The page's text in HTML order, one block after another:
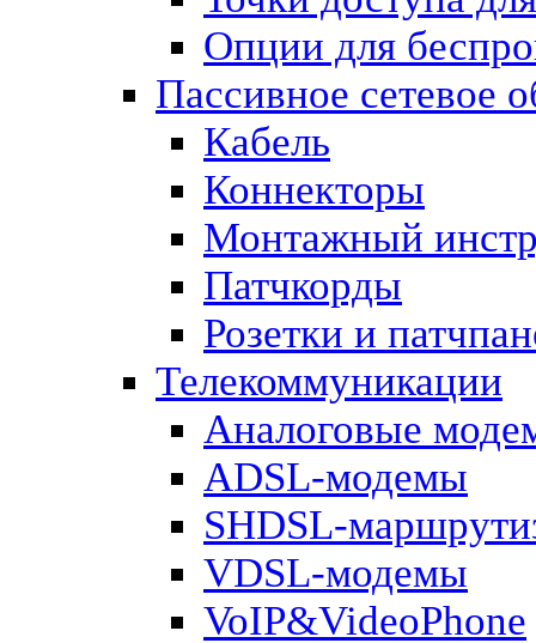
Опции для
Пассивное сетевое
Кабель
Коннекторы
Монтажный
Патчкорды
Розетки и
Телекоммуникации
Аналоговые
ADSL-модемы
SHDSL-
VDSL-модемы
VoIP&VideoPhone